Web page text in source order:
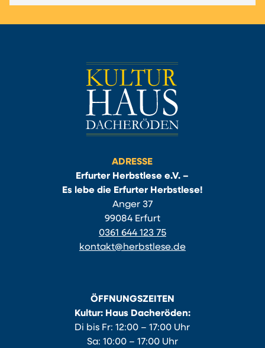
ADRESSE
Erfurter Herbstlese e.V. –
Es lebe die Erfurter Herbstlese!
Anger 37
99084 Erfurt
0361 644 123 75
kontakt@herbstlese.de
ÖFFNUNGSZEITEN
Kultur: Haus Dacheröden:
Di bis Fr: 12:00 – 17:00 Uhr
Sa: 10:00 – 17:00 Uhr